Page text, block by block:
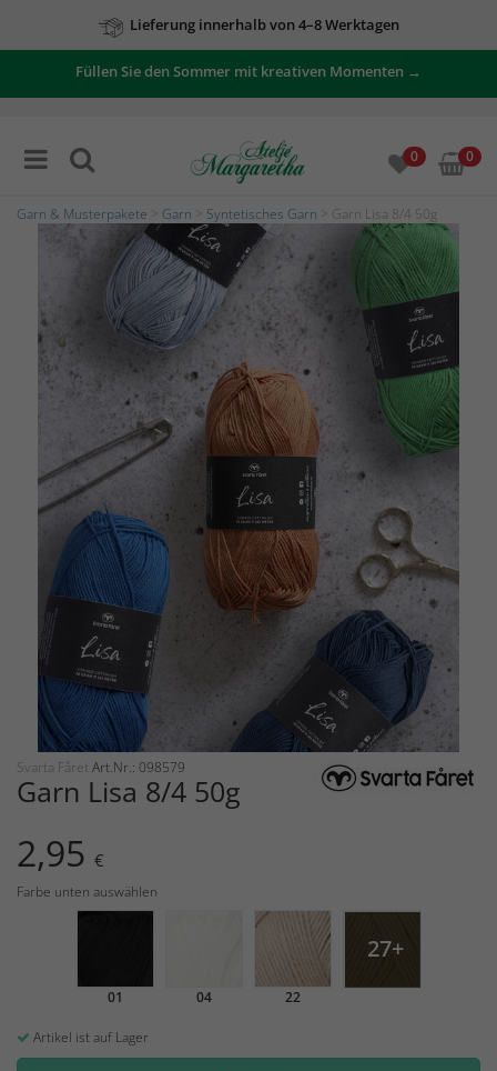
Lieferung innerhalb von 4–8 Werktagen
Zu unseren Angeboten
Füllen Sie den Sommer mit kreativen Momenten →
0 0
Garn & Musterpakete Garn Syntetisches Garn > Garn Lisa 8/4 50g
Svarta Fåret Art.Nr.: 098579
Garn Lisa 8/4 50g
2,95 €
Farbe unten auswählen
01 04 22
27+
Artikel ist auf Lager